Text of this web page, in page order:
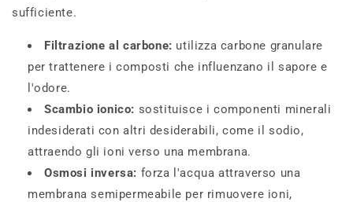
sufficiente.
Filtrazione al carbone: utilizza carbone granulare
per trattenere i composti che influenzano il sapore e
l'odore.
Scambio ionico: sostituisce i componenti minerali
indesiderati con altri desiderabili, come il sodio,
attraendo gli ioni verso una membrana.
Osmosi inversa: forza l'acqua attraverso una
membrana semipermeabile per rimuovere ioni,